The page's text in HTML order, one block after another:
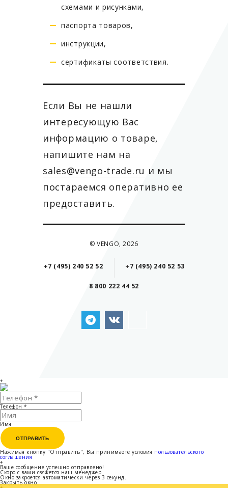
схемами и рисунками,
паспорта товаров,
инструкции,
сертификаты соответствия.
Если Вы не нашли
интересующую Вас
информацию о товаре,
напишите нам на
sales@vengo-trade.ru и мы
постараемся оперативно ее
предоставить.
© VENGO, 2026
+7 (495) 240 52 52 +7 (495) 240 52 53
8 800 222 44 52
+
Телефон *
Имя
ОТПРАВИТЬ
ОТПРАВИТЬ
Нажимая кнопку "Отправить", Вы принимаете условия пользовательского
соглашения
+
Ваше сообщение успешно отправлено!
Скоро с вами свяжется наш менеджер
Окно закроется автоматически через 3 секунд...
Закрыть окно